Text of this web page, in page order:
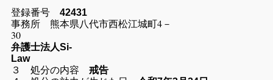
登録番号 42431
事務所 熊本県八代市西松江城町4－
30
弁護士法人Si-
Law
３ 処分の内容戒告